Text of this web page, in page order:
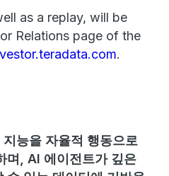
as a replay, will be
Relations page of the
.
능을 자율적 행동으로
며, AI 에이전트가 깊은